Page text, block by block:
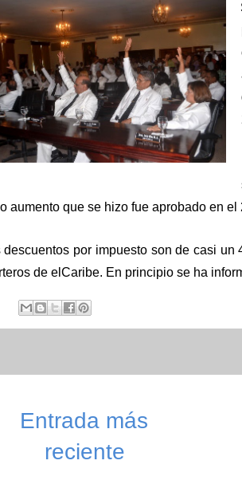
aumento que se hizo fue aprobado en
descuentos por impuesto son de casi un
de elCaribe. En principio se ha
Entrada más
reciente